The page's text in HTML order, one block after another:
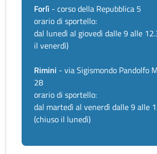
Forlì - corso della Repubblica 5
orario di sportello:
dal lunedì al giovedì dalle 9 alle
il venerdì)
Rimini - via Sigismondo Pandolfo
28
orario di sportello:
dal martedì al venerdì dalle 9 alle
(chiuso il lunedì)